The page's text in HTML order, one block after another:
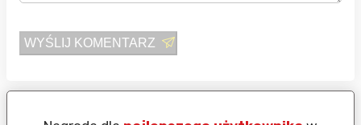
WYŚLIJ KOMENTARZ